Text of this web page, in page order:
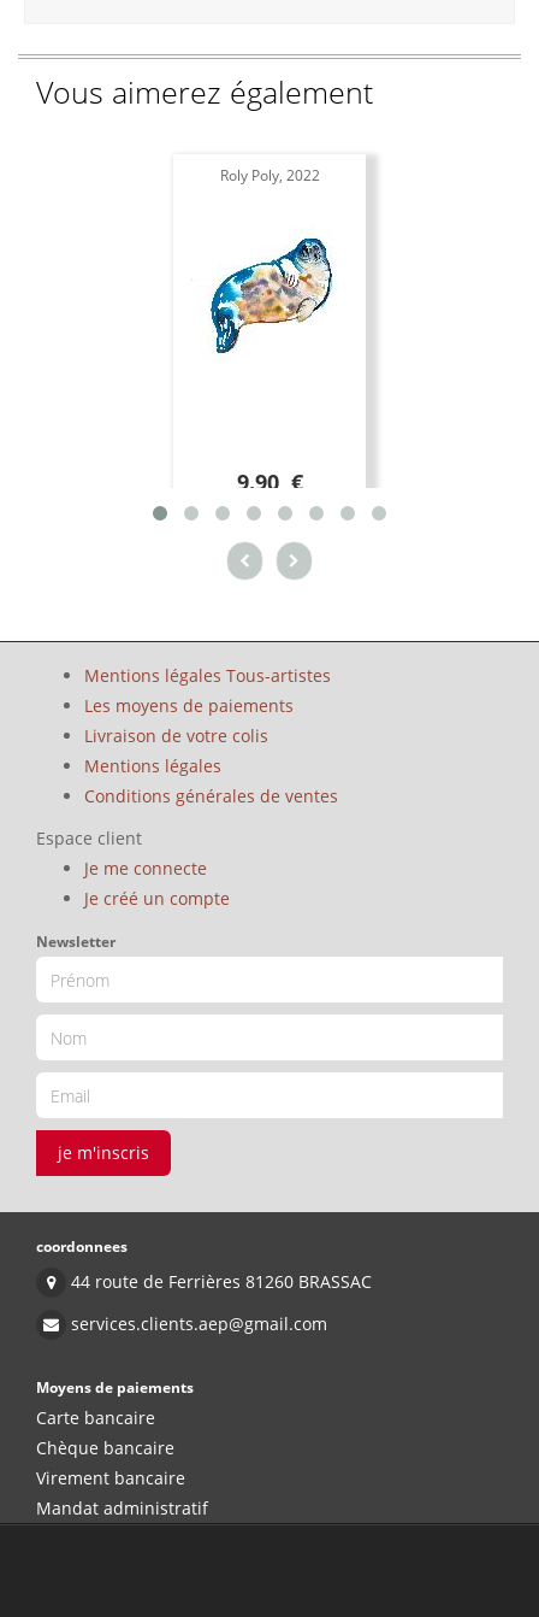
Vous aimerez également
Roly Poly, 2022
9.90 €
Mentions légales Tous-artistes
Les moyens de paiements
Livraison de votre colis
Mentions légales
Conditions générales de ventes
Espace client
Je me connecte
Je créé un compte
Newsletter
je m'inscris
coordonnees
44 route de Ferrières 81260 BRASSAC
services.clients.aep@gmail.com
Moyens de paiements
Carte bancaire
Chèque bancaire
Virement bancaire
Mandat administratif